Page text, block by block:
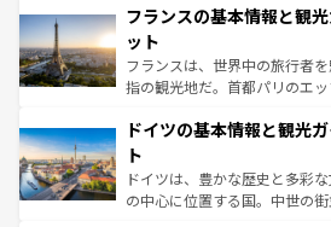
なお、新着のイタリア情報は
しい。
文化が根付くこの国では、情
れる闘牛、そして美味しいタ
る。首都マドリードの洗練さ
アートに溢れた街角から、地
せる。地方によって風土や気
ンテンツ一覧 を参照してほしい
フランスの基本情報と観
ット
フランスは、世界中の旅行者
指の観光地だ。首都パリのエ
で、幅広い魅力が詰まってい
聖堂、美しいビーチ、そして
から魅了する。また、フラン
れ、フランス料理はユネスコ
ドイツの基本情報と観光
ト
ドイツは、豊かな歴史と多彩
の中心に位置する国。中世の